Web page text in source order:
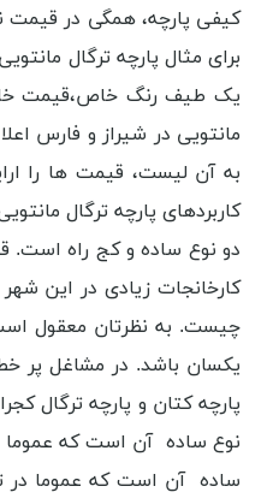
کیفی پارچه، همگی در قیمت
برای مثال پارچه ترگال
یک طیف رنگ خاص،قیمت خاص
مانتویی در شیراز و فارس
به آن لیست، قیمت ها را
کاربردهای پارچه ترگال
دو نوع ساده و کج راه است.
کارخانجات زیادی در این
چیست. به نظرتان معقول
یکسان باشد. در مشاغل پر
پارچه کتان و پارچه ترگال
نوع ساده آن است که عموما
ساده آن است که عموما در